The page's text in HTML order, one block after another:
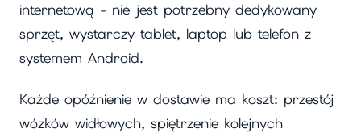
internetową - nie jest potrzebny dedykowany
sprzęt, wystarczy tablet, laptop lub telefon z
systemem Android.
Każde opóźnienie w dostawie ma koszt: przestój
wózków widłowych, spiętrzenie kolejnych